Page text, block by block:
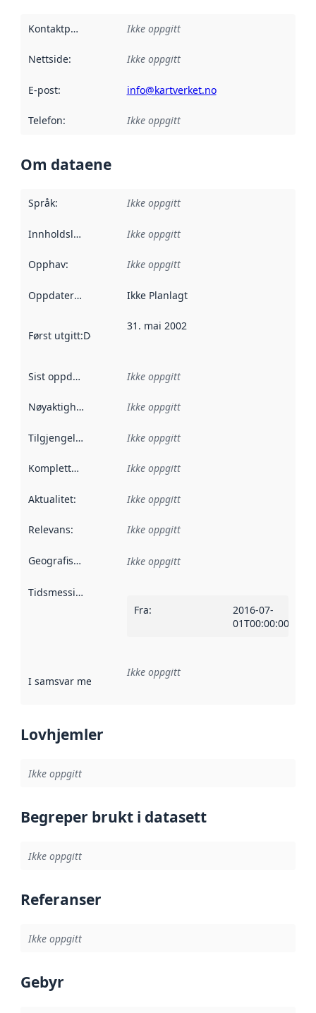
Kontaktpunkt Ikke oppgitt
Nettside: Ikke oppgitt
E-post: info@kartverket.no
Telefon: Ikke oppgitt
Om dataene
Språk: Ikke oppgitt
Innholdsleverandører :
Ikke oppgitt
Opphav: Ikke oppgitt
Oppdateringsfrekvens :
Ikke Planlagt
Først utgitt:Denne datoen sier når dataene i dette
31. mai 2002
Sist oppdatert Ikke oppgitt
Nøyaktighet Ikke oppgitt
Tilgjengelighet Ikke oppgitt
Kompletthet Ikke oppgitt
Aktualitet: Ikke oppgitt
Relevans: Ikke oppgitt
Geografisk avgrensning :
Ikke oppgitt
Tidsmessig avgrensning
Fra:
2016-07-
01T00:00:00Z
I samsvar med Referanse til en implementasjonsregel
Ikke oppgitt
Lovhjemler
Ikke oppgitt
Begreper brukt i datasett
Ikke oppgitt
Referanser
Ikke oppgitt
Gebyr